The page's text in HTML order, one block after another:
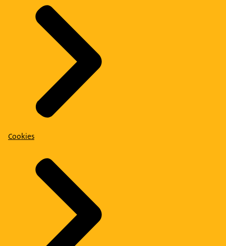
Cookies